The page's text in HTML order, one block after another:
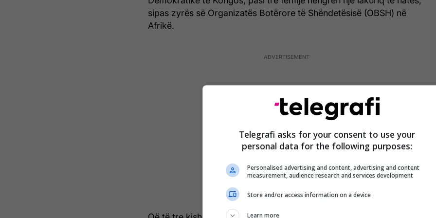
sipas zyrës së Organizatës Botërore të Shëndetësisë (OBSH) në
Afrikë.
Telegrafi asks for your consent to use your
personal data for the following purposes:
Personalised advertising and content, advertising and content
measurement, audience research and services development
Store and/or access information on a device
Learn more